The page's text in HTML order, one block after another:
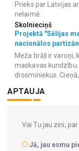
Prieks par Latvijas
nelaimē.
Skolnieciņš
Projektā "Sēlijas
nacionālos
Meža brāļi ir varoņi,
maskavas
drosminiekus.
APTAUJA
Vai Tu jau zini,
Jā, jau esmu